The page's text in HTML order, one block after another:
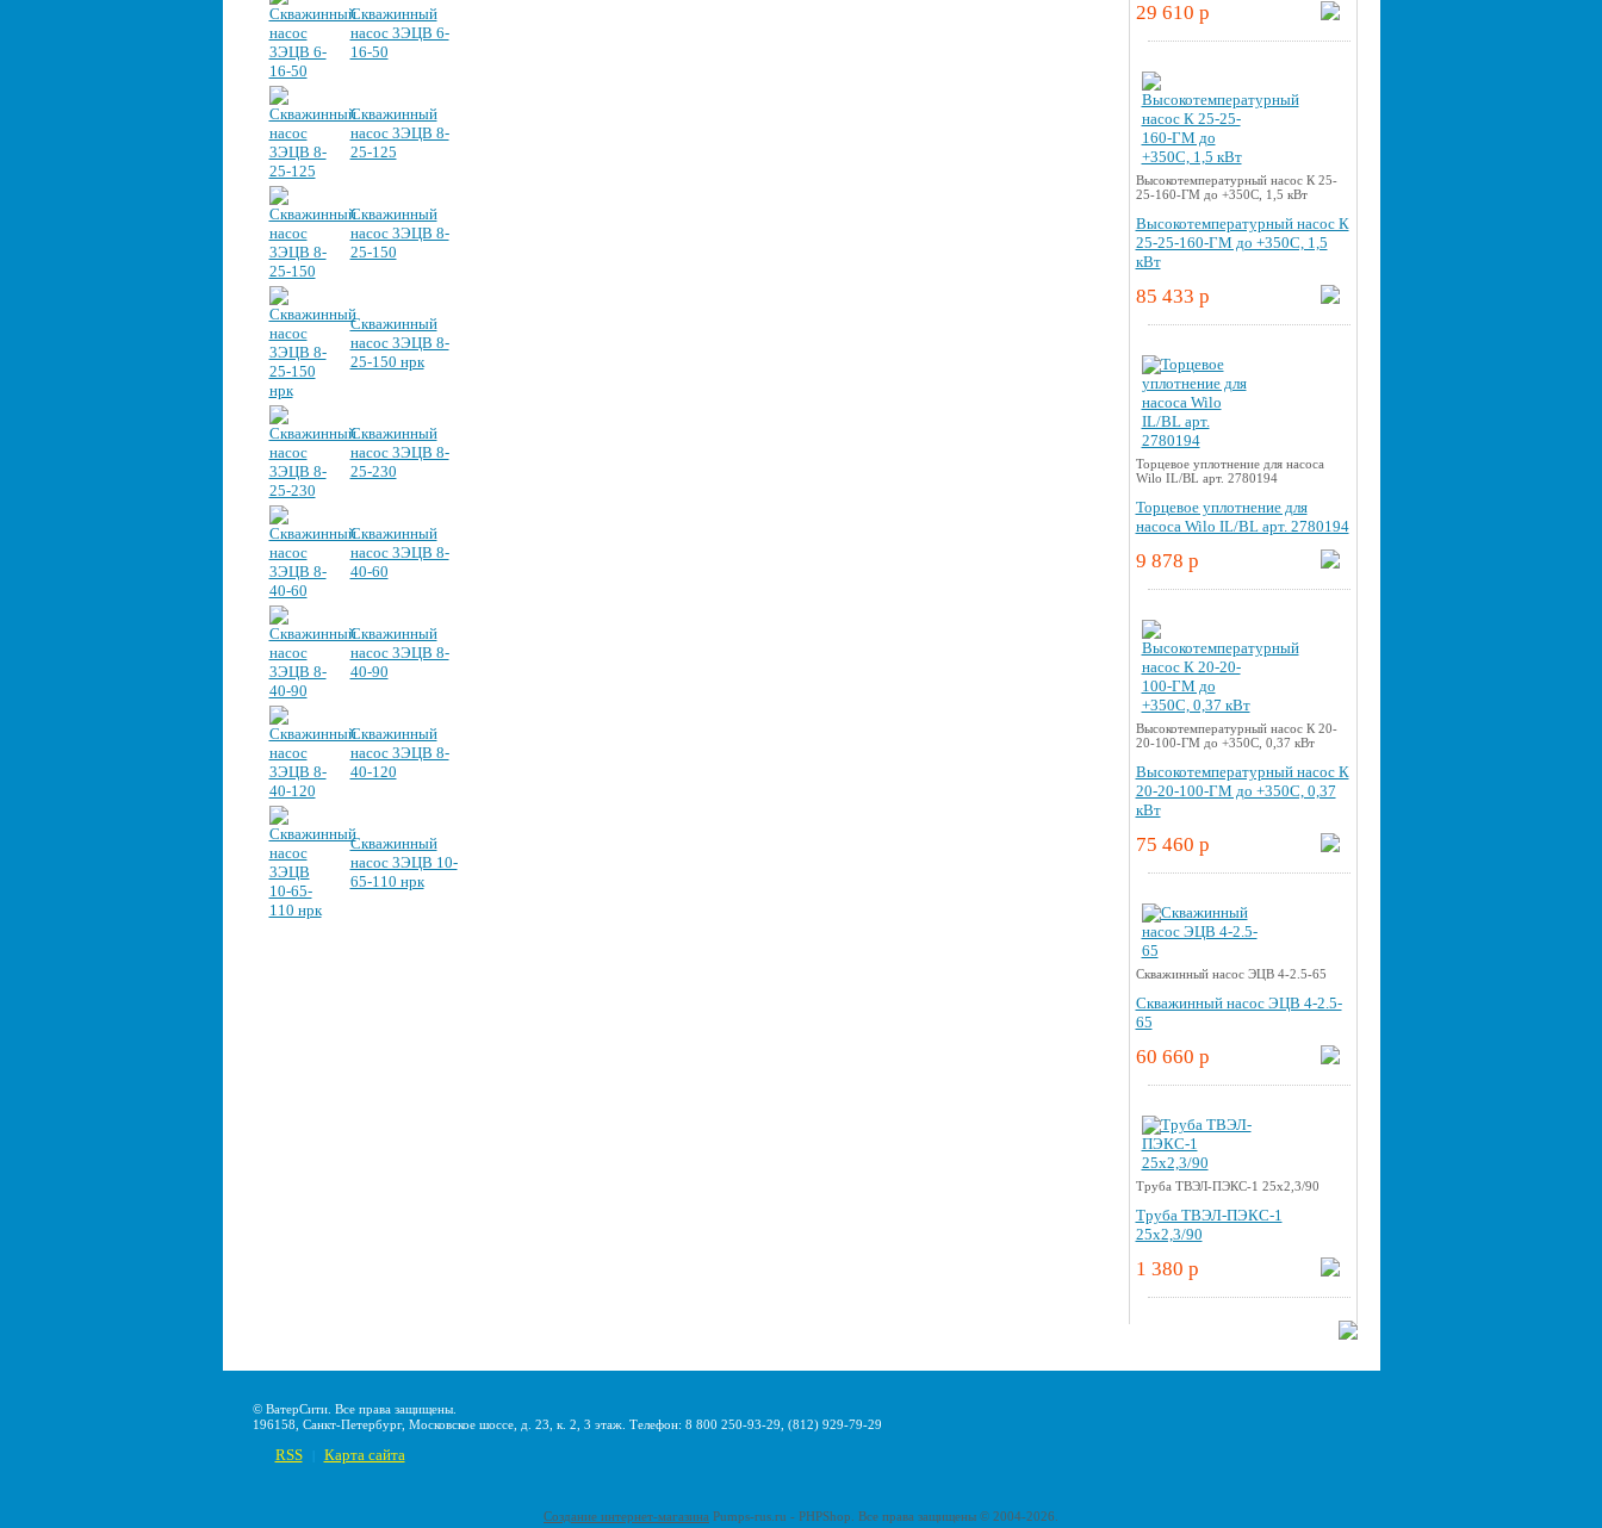
Скважинный
насос 3ЭЦВ 6-
16-50
Скважинный
насос 3ЭЦВ 8-
25-125
Скважинный
насос 3ЭЦВ 8-
25-150
Скважинный
насос 3ЭЦВ 8-
25-150 нрк
Скважинный
насос 3ЭЦВ 8-
25-230
Скважинный
насос 3ЭЦВ 8-
40-60
Скважинный
насос 3ЭЦВ 8-
40-90
Скважинный
насос 3ЭЦВ 8-
40-120
Скважинный
насос 3ЭЦВ 10-
65-110 нрк
29 610 p
Высокотемпературный насос К 25-
25-160-ГМ до +350С, 1,5 кВт
Высокотемпературный насос К
25-25-160-ГМ до +350С, 1,5
кВт
85 433 p
Торцевое уплотнение для насоса
Wilo IL/BL арт. 2780194
Торцевое уплотнение для
насоса Wilo IL/BL арт. 2780194
9 878 p
Высокотемпературный насос К 20-
20-100-ГМ до +350С, 0,37 кВт
Высокотемпературный насос К
20-20-100-ГМ до +350С, 0,37
кВт
75 460 p
Скважинный насос ЭЦВ 4-2.5-65
Скважинный насос ЭЦВ 4-2.5-
65
60 660 p
Труба ТВЭЛ-ПЭКС-1 25x2,3/90
Труба ТВЭЛ-ПЭКС-1
25x2,3/90
1 380 p
© ВатерСити. Все права защищены.
196158, Санкт-Петербург, Московское шоссе, д. 23, к. 2, 3 этаж. Телефон: 8 800 250-93-29, (812) 929-79-29
RSS Карта сайта
Создание интернет-магазина Pumps-rus.ru - PHPShop. Все права защищены © 2004-2026.